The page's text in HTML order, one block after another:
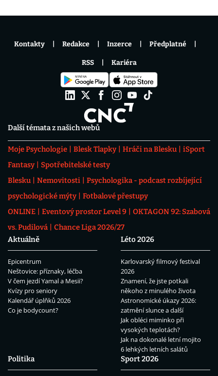
Další témata z našich webů
Moje Psychologie Blesk Tlapky Hráči na Blesku
iSport
Fantasy
Spotřebitelské testy
Blesku
Nemovitosti
Psychologika - podcast rozbíjející
psychologické mýty
Fotbalové přestupy
ONLINE
Eventový prostor Level 9
OKTAGON 92: Szabová
vs. Pudilová
Chance Liga 2026/27
Aktuálně
Epicentrum
Neštovice: příznaky, léčba
V čem jezdí Yamal a Mesii?
Kvízy pro seniory
Kalendář úplňků 2026
Co je bodycount?
Léto 2026
Karlovarský filmový festival
2026
Znamení, že jste potkali
někoho z minulého života
Astronomické úkazy 2026:
zatmění slunce a další
Jak obléci miminko při
vysokých teplotách?
Jak na dokonalé letní mojito
6 lehkých letních salátů
Politika
Sport 2026
Kontakty Redakce Inzerce Předplatné
RSS Kariéra